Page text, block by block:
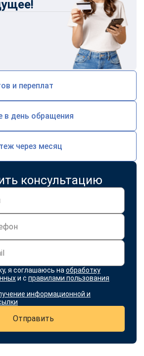
и переплат
в день обращения
через месяц
консультацию
я соглашаюсь на обработку
и с правилами пользования
информационной и
Отправить